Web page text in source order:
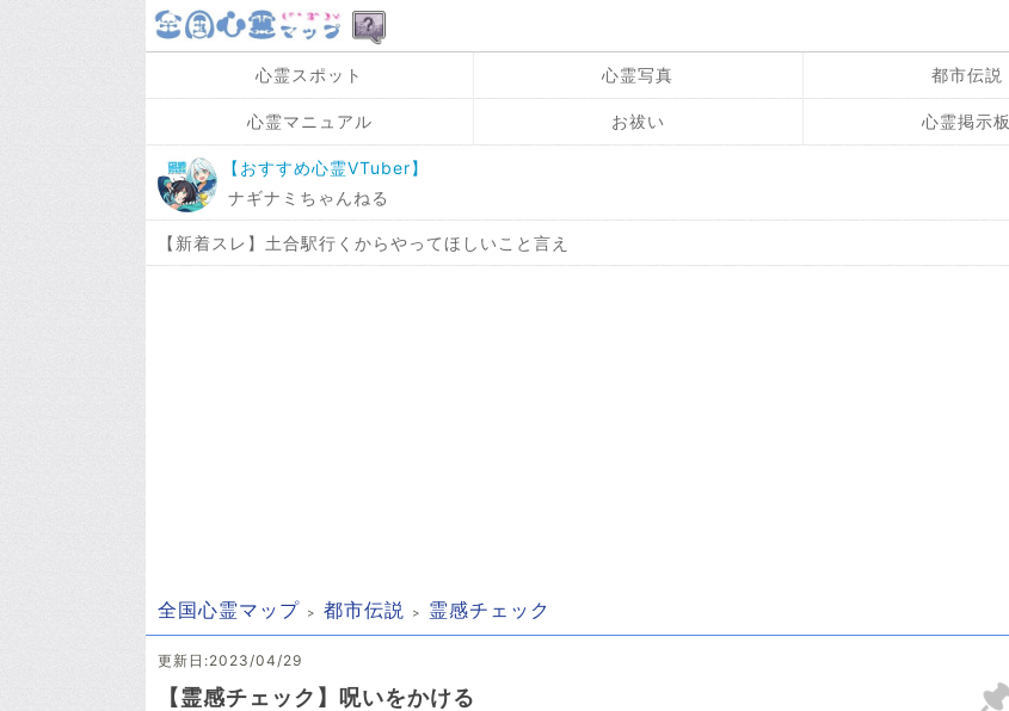
心霊スポット 心霊写真 都市伝説
心霊マニュアル お祓い 心霊掲示板
【おすすめ心霊VTuber】
ナギナミちゃんねる
【新着スレ】土合駅行くからやってほしいこと言え
全国心霊マップ 都市伝説 霊感チェック
更新日:2023/04/29
【霊感チェック】呪いをかける